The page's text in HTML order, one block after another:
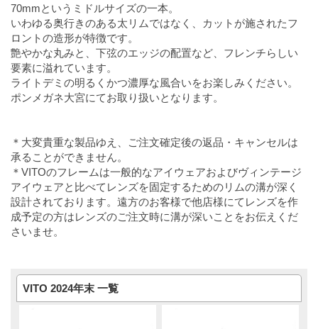
70mmというミドルサイズの一本。
いわゆる奥行きのある太リムではなく、カットが施されたフ
ロントの造形が特徴です。
艶やかな丸みと、下弦のエッジの配置など、フレンチらしい
要素に溢れています。
ライトデミの明るくかつ濃厚な風合いをお楽しみください。
ポンメガネ大宮にてお取り扱いとなります。
＊大変貴重な製品ゆえ、ご注文確定後の返品・キャンセルは
承ることができません。
＊VITOのフレームは一般的なアイウェアおよびヴィンテージ
アイウェアと比べてレンズを固定するためのリムの溝が深く
設計されております。遠方のお客様で他店様にてレンズを作
成予定の方はレンズのご注文時に溝が深いことをお伝えくだ
さいませ。
VITO 2024年末 一覧